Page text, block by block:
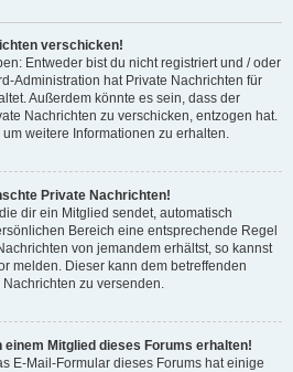
verschicken!
Entweder bist du nicht registriert und / oder
Administration hat Private Nachrichten für
Außerdem könnte es sein, dass der
Nachrichten zu verschicken, entzogen hat.
weitere Informationen zu erhalten.
Private Nachrichten!
dir ein Mitglied sendet, automatisch
Bereich eine entsprechende Regel
von jemandem erhältst, so kannst
melden. Dieser kann dem betreffenden
zu versenden.
einem Mitglied dieses Forums erhalten!
E-Mail-Formular dieses Forums hat einige